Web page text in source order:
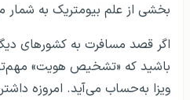
بخشی از علم بیومتریک به شمار
اگر قصد مسافرت به کشورهای
باشید که «تشخیص هویت»
ویزا به‌حساب می‌آید. امروزه